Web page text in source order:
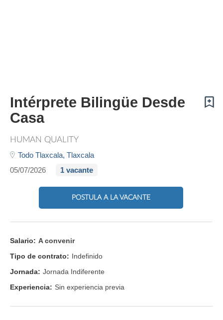
Intérprete Bilingüe Desde
Casa
HUMAN QUALITY
Todo Tlaxcala, Tlaxcala
05/07/2026
1 vacante
POSTULA A LA VACANTE
Salario: A convenir
Tipo de contrato: Indefinido
Jornada: Jornada Indiferente
Experiencia: Sin experiencia previa